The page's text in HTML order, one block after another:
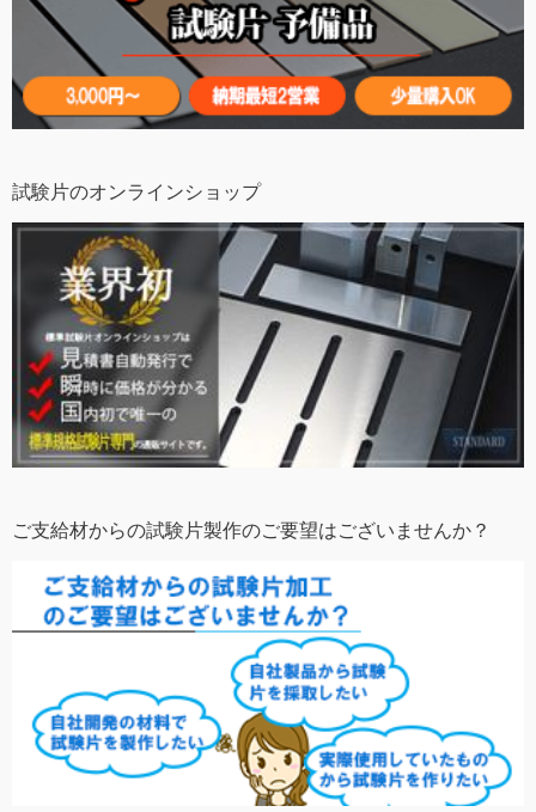
試験片のオンラインショップ
ご支給材からの試験片製作のご要望はございませんか？